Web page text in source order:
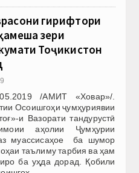
гирифтори
зери
Тоҷикистон
/АМИТ «Ховар»/.
Осоишгоҳи ҷумҳуриявии
и Вазорати тандурустӣ
аҳолии Ҷумҳурии
муассисаҳое ба шумор
таълиму тарбия ва ҳам
ба уҳда дорад. Қобили